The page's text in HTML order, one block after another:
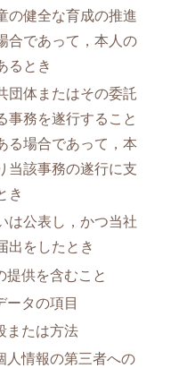
の健全な育成の推進
合であって，本人の
るとき
団体またはその委託
事務を遂行すること
る場合であって，本
当該事務の遂行に支
き
は公表し，かつ当社
出をしたとき
提供を含むこと
ータの項目
または方法
人情報の第三者への